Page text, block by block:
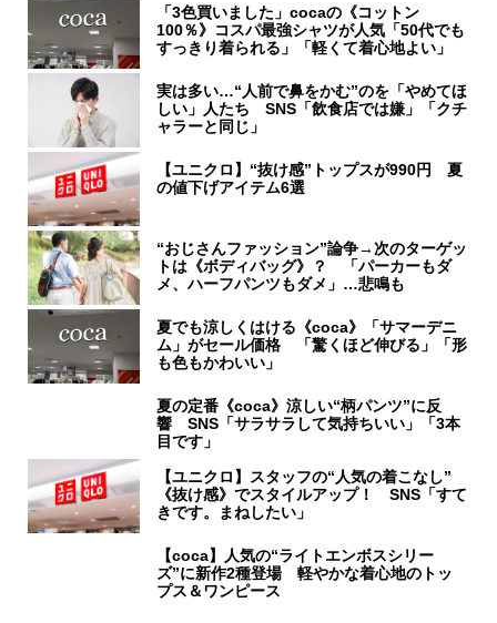
「3色買いました」cocaの《コットン
100％》コスパ最強シャツが人気「50代でも
すっきり着られる」「軽くて着心地よい」
実は多い…“人前で鼻をかむ”のを「やめてほ
しい」人たち SNS「飲食店では嫌」「クチ
ャラーと同じ」
【ユニクロ】“抜け感”トップスが990円 夏
の値下げアイテム6選
“おじさんファッション”論争→次のターゲッ
トは《ボディバッグ》？ 「パーカーもダ
メ、ハーフパンツもダメ」…悲鳴も
夏でも涼しくはける《coca》「サマーデニ
ム」がセール価格 「驚くほど伸びる」「形
も色もかわいい」
夏の定番《coca》涼しい“柄パンツ”に反
響 SNS「サラサラして気持ちいい」「3本
目です」
【ユニクロ】スタッフの“人気の着こなし”
《抜け感》でスタイルアップ！ SNS「すて
きです。まねしたい」
【coca】人気の“ライトエンボスシリー
ズ”に新作2種登場 軽やかな着心地のトッ
プス＆ワンピース